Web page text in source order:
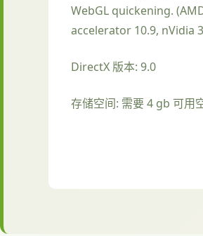
WebGL quickening.
accelerator 10.9, nVidia
DirectX 版本: 9.0
存储空间: 需要 4 gb 可用